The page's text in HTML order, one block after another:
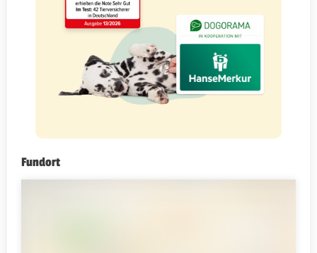
Fundort